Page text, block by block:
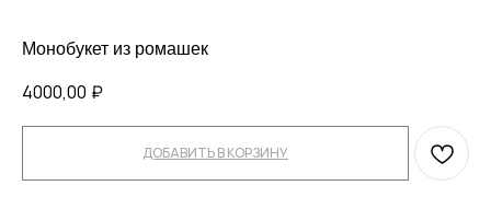
Монобукет из ромашек
4000,00 ₽
ДОБАВИТЬ В КОРЗИНУ